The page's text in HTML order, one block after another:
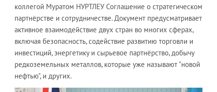
коллегой Муратом НУРТЛЕУ Соглашение о стратегическом
партнёрстве и сотрудничестве. Документ предусматривает
активное взаимодействие двух стран во многих сферах,
включая безопасность, содействие развитию торговли и
инвестиций, энергетику и сырьевое партнёрство, добычу
редкоземельных металлов, которые уже называют "новой
нефтью", и других.